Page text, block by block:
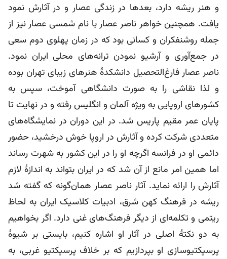
و هنر ریشه دارد، بعدها در زندگی عصار و در آثارش نمود
یافت. همچنین خواهر ناصر عصار با نام شمسی عصار نیز از
جمله روشنفکران و کسانی بود که در زمان پهلوی دوم سعی
در جمع‌آوری و آرشیو نمودن ترانه‌های محلی ایران نمود.
ناصر عصار فارغ‌التحصیل دانشکدۀ هنرهای زیبای تهران بوده
و لذا نقاشی را به صورت دانشگاهی آموخت، سپس به
کشورهای اروپایی به ویژه آلمان و انگلیس رفته و در نهایت تا
پایان عمر مقیم پاریس شد. در این دوران در نمایشگاه‌های
متعددی شرکت کرده و آثارش در اروپا خوش درخشید، حضور
دائمی او در فرانسه اگرچه او را در این کشور به شهرت رساند
اما همین امر مانع از آن شد که در ایران بتواند به اندازۀ لازم
آثارش را ارائه نماید. آثار ناصر عصار همان‌گونه که گفته شد
ریشه در فرهنگ کهن شرق، ادبیات کلاسیک ایران به لحاظ
ریتمی و تکلمه‌ای از دیگر فرهنگ‌های غنی دارد. اگر بخواهیم
به دو نکتۀ اصلی در آثار او اشاره کنیم، بایستی بر شیوۀ
پرسپکتیوسازی او بپردازیم که بر خلاف پرسپکتیو غربی، به